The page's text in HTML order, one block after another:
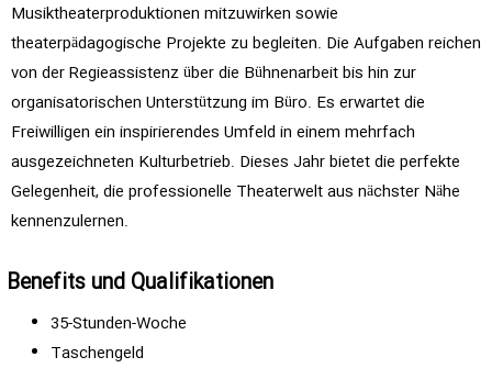
Musiktheaterproduktionen mitzuwirken sowie
theaterpädagogische Projekte zu begleiten. Die Aufgaben reichen
von der Regieassistenz über die Bühnenarbeit bis hin zur
organisatorischen Unterstützung im Büro. Es erwartet die
Freiwilligen ein inspirierendes Umfeld in einem mehrfach
ausgezeichneten Kulturbetrieb. Dieses Jahr bietet die perfekte
Gelegenheit, die professionelle Theaterwelt aus nächster Nähe
kennenzulernen.
Benefits und Qualifikationen
35-Stunden-Woche
Taschengeld